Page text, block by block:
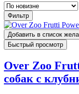
Фильтр
Добавить в список
Быстрый просмотр
Over Zoo
собак с